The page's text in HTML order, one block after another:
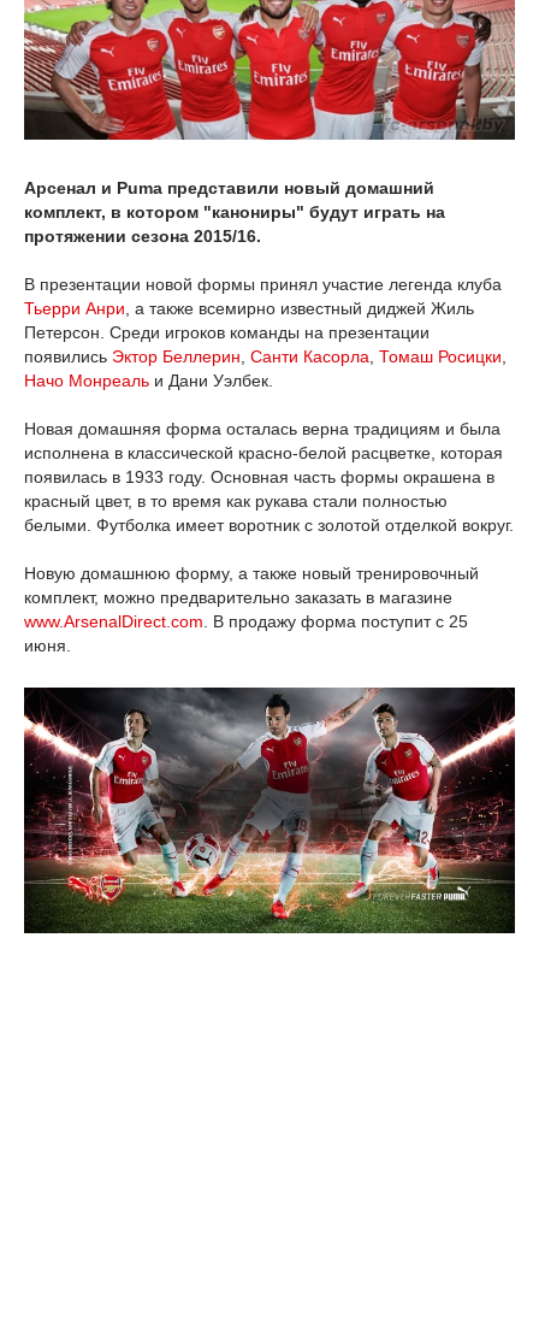
Арсенал и Puma представили новый домашний
комплект, в котором "канониры" будут играть на
протяжении сезона 2015/16.
В презентации новой формы принял участие легенда клуба
Тьерри Анри, а также всемирно известный диджей Жиль
Петерсон. Среди игроков команды на презентации
появились Эктор Беллерин, Санти Касорла, Томаш Росицки,
Начо Монреаль и Дани Уэлбек.
Новая домашняя форма осталась верна традициям и была
исполнена в классической красно-белой расцветке, которая
появилась в 1933 году. Основная часть формы окрашена в
красный цвет, в то время как рукава стали полностью
белыми. Футболка имеет воротник с золотой отделкой вокруг.
Новую домашнюю форму, а также новый тренировочный
комплект, можно предварительно заказать в магазине
www.ArsenalDirect.com. В продажу форма поступит с 25
июня.